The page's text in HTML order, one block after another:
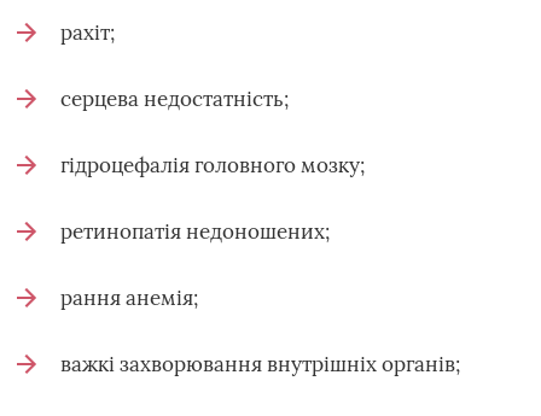
рахіт;
серцева недостатність;
гідроцефалія головного мозку;
ретинопатія недоношених;
рання анемія;
важкі захворювання внутрішніх органів;